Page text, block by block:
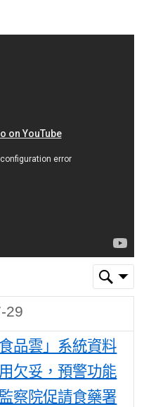
29
品雲」系統資料
欠妥，預警功能
察院促請食藥署